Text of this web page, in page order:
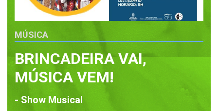
MÚSICA
BRINCADEIRA VAI,
MÚSICA VEM!
- Show Musical